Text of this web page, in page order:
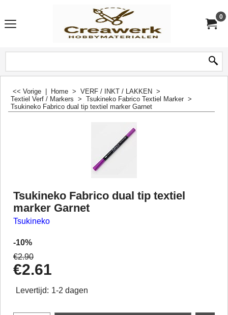
0
<< Vorige Home > VERF / INKT / LAKKEN >
Textiel Verf / Markers > Tsukineko Fabrico Textiel Marker >
Tsukineko Fabrico dual tip textiel marker Garnet
Tsukineko Fabrico dual tip textiel
marker Garnet
Tsukineko
-10%
€2.90
€2.61
Levertijd: 1-2 dagen